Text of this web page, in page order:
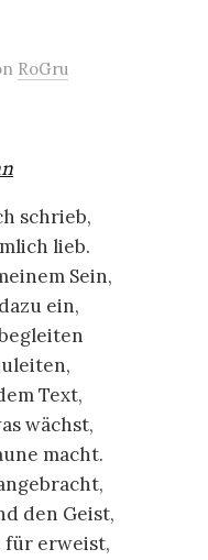
RoGru
schrieb,
lieb.
Sein,
ein,
Text,
wächst,
macht.
den Geist,
für erweist,